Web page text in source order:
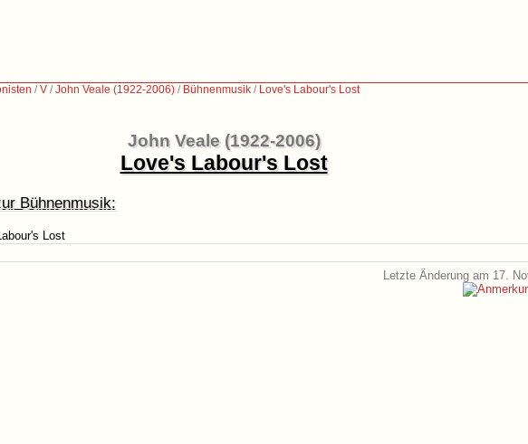
/V /John Veale (1922-2006) / Bühnenmusik / Love's Labour's Lost
John Veale (1922-2006)
Love's Labour's Lost
Bühnenmusik:
Lost
Letzte Änderung am 17.